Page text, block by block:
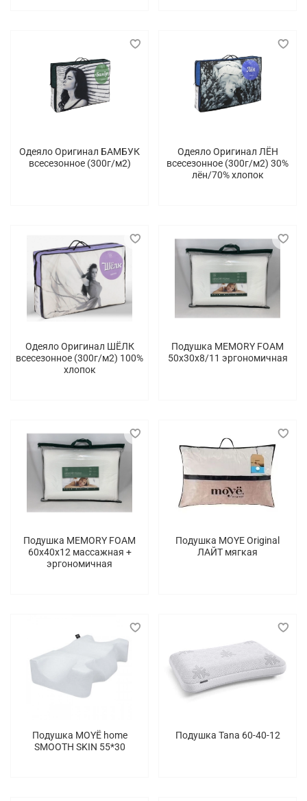
Одеяло Оригинал БАМБУК
всесезонное (300г/м2)
Одеяло Оригинал ЛЁН
всесезонное (300г/м2) 30%
лён/70% хлопок
Одеяло Оригинал ШЁЛК
всесезонное (300г/м2) 100%
хлопок
Подушка MEMORY FOAM
50х30х8/11 эргономичная
Подушка MEMORY FOAM
60х40х12 массажная +
эргономичная
Подушка MOYE Original
ЛАЙТ мягкая
Подушка MOYЁ home
SMOOTH SKIN 55*30
Подушка Tana 60-40-12